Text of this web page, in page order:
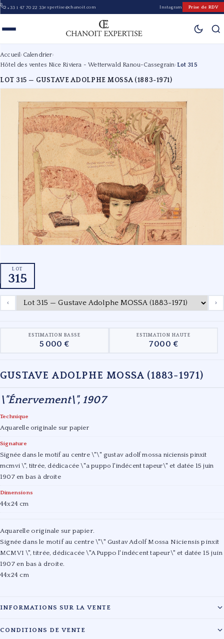
+33 1 47 70 22 33expertise@chanoit.com Instagram Prise de RDV
Accueil› Calendrier›
Hôtel des ventes Nice Riviera - Wetterwald Ranou-Cassegrain›Lot 315
LOT 315 — GUSTAVE ADOLPHE MOSSA (1883-1971)
LOT
315
‹ ›
ESTIMATION BASSE
5 000 €
ESTIMATION HAUTE
7 000 €
GUSTAVE ADOLPHE MOSSA (1883-1971)
\"Énervement\", 1907
Technique
Aquarelle originale sur papier
Signature
Signée dans le motif au centre \"\" gustav adolf mossa niciensis pinxit
mcmvi \", titrée, dédicacée \"a puppo l'indécent tapeur\" et datée 15 juin
1907 en bas à droite
Dimensions
44x24 cm
Aquarelle originale sur papier.
Signée dans le motif au centre \"\" Gustav Adolf Mossa Niciensis pinxit
MCMVI \", titrée, dédicacée \"A Puppo l'indécent tapeur\" et datée 15 juin
1907 en bas à droite.
44x24 cm
INFORMATIONS SUR LA VENTE
CONDITIONS DE VENTE